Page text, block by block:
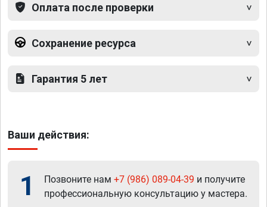
Оплата после проверки
Сохранение ресурса
Гарантия 5 лет
Ваши действия:
1 Позвоните нам +7 (986) 089-04-39 и получите
профессиональную консультацию у мастера.